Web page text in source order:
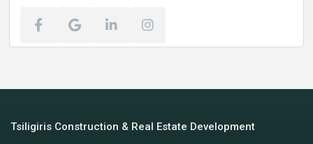
Tsiligiris Construction & Real Estate Development